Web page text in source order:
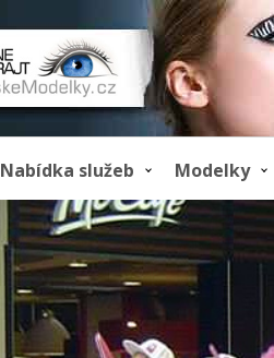
Nabídka služeb Modelky